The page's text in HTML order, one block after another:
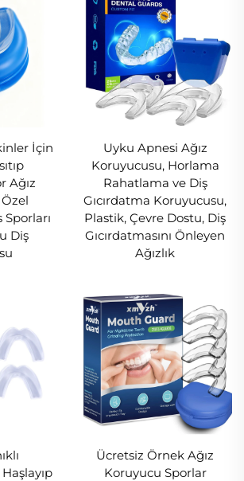
veriyoruz. Yüksek kaliteli tıbbi
üretilen koruyucularımız,
maksimum konfor
ağız yapınıza göre yapılan bu
ve sıkı bir oturma hissi verir ve
bir rahatsızlık duymadan günlük
sağlar. Ağız
için güvenilir ve rahat bir
bizimle olun.
iyi koruma oluşturmaya karalıyız.
karşı daha iyi gece
sadece sizin için
tarafından özel olarak geliştirilen
diş gıcırdatmayı ve
İçin
Ağız
Diş
Uyku Apnesi Ağız
Koruyucusu, Horlama
Rahatlama ve Diş
Gıcırdatma Koruyucusu,
Plastik, Çevre Dostu, Diş
Gıcırdatmasını Önleyen
Ağızlık
Ücretsiz Örnek Ağız
Koruyucu Sporlar